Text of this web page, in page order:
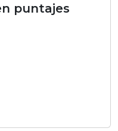
puntajes